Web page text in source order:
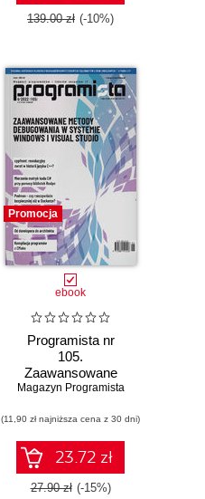
139.00 zł (-10%)
Promocja
ebook
Programista nr
105.
Zaawansowane
metody
systemie Windows
i Visual Studio
Magazyn Programista
(11,90 zł najniższa cena z 30 dni)
23.72 zł
27.90 zł (-15%)